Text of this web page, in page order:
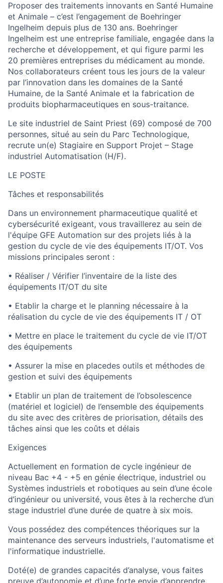
Proposer des traitements innovants en Santé Humaine
et Animale – c’est l’engagement de Boehringer
Ingelheim depuis plus de 130 ans. Boehringer
Ingelheim est une entreprise familiale, engagée dans la
recherche et développement, et qui figure parmi les
20 premières entreprises du médicament au monde.
Nos collaborateurs créent tous les jours de la valeur
par l’innovation dans les domaines de la Santé
Humaine, de la Santé Animale et la fabrication de
produits biopharmaceutiques en sous-traitance.
Le site industriel de Saint Priest (69) composé de 700
personnes, situé au sein du Parc Technologique,
recrute un(e) Stagiaire en Support Projet – Stage
industriel Automatisation (H/F).
LE POSTE
Tâches et responsabilités
Dans un environnement pharmaceutique qualité et
cybersécurité exigeant, vous travaillerez au sein de
l'équipe GFE Automation sur des projets liés à la
gestion du cycle de vie des équipements IT/OT. Vos
missions principales seront :
• Réaliser / Vérifier l’inventaire de la liste des
équipements IT/OT du site
• Etablir la charge et le planning nécessaire à la
réalisation du cycle de vie des équipements IT / OT
• Mettre en place le traitement du cycle de vie IT/OT
des équipements
• Assurer la mise en placedes outils et méthodes de
gestion et suivi des équipements
• Etablir un plan de traitement de l’obsolescence
(matériel et logiciel) de l’ensemble des équipements
du site avec des critères de priorisation, détails des
tâches ainsi que les coûts et délais
Exigences
Actuellement en formation de cycle ingénieur de
niveau Bac +4 - +5 en génie électrique, industriel ou
Systèmes industriels et robotiques au sein d’une école
d’ingénieur ou université, vous êtes à la recherche d’un
stage industriel d’une durée de quatre à six mois.
Vous possédez des compétences théoriques sur la
maintenance des serveurs industriels, l'automatisme et
l'informatique industrielle.
Doté(e) de grandes capacités d’analyse, vous faites